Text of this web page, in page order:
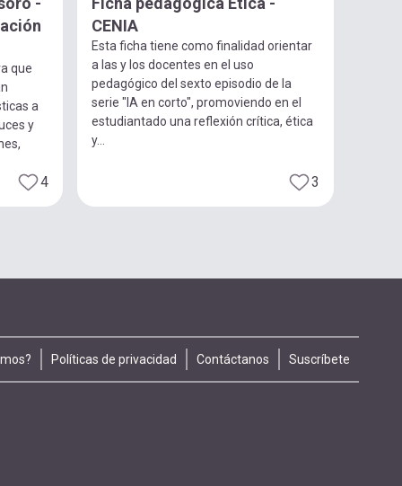
que
a
y
4
CENIA
Esta ficha tiene como finalidad orientar
a las y los docentes en el uso
pedagógico del sexto episodio de la
serie "IA en corto", promoviendo en el
estudiantado una reflexión crítica, ética
y...
3
Políticas de privacidad Contáctanos Suscríbete